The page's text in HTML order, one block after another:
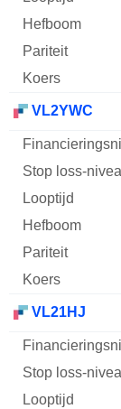
VL2YWC
VL21HJ